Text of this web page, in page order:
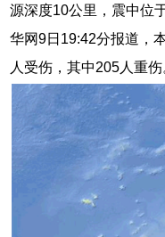
源深度10公里，震中位
华网9日19:42分报道，
人受伤，其中205人重伤